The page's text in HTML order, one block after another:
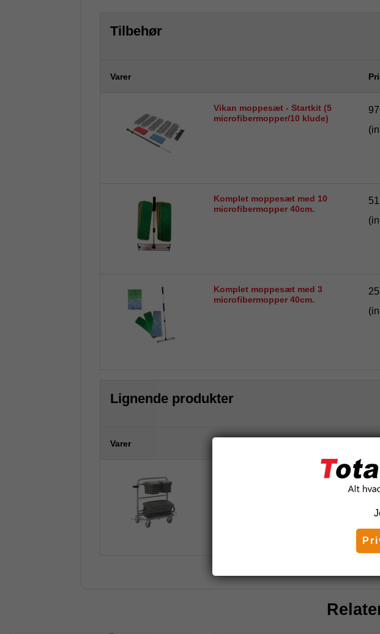
Tilbehør
Varer
Vikan moppesæt - Startkit (5
microfibermopper/10 klude)
Komplet moppesæt med 10
microfibermopper 40cm.
Komplet moppesæt med 3
microfibermopper 40cm.
Lignende produkter
Varer
Vikan Slimliner rengøringsvogn,